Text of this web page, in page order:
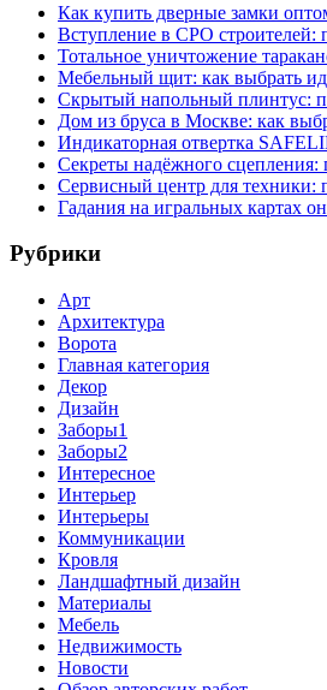
Как купить дверные замки
Вступление в СРО строителей:
Тотальное уничтожение
Мебельный щит: как выбрать
Скрытый напольный плинтус:
Дом из бруса в Москве: как
Индикаторная отвертка
Секреты надёжного сцепления:
Сервисный центр для техники:
Гадания на игральных картах
Рубрики
Арт
Архитектура
Ворота
Главная категория
Декор
Дизайн
Заборы1
Заборы2
Интересное
Интерьер
Интерьеры
Коммуникации
Кровля
Ландшафтный дизайн
Материалы
Мебель
Недвижимость
Новости